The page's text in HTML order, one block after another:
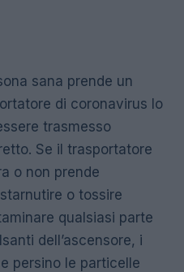
sana prende un
di coronavirus lo
trasmesso
Se il trasportatore
o non prende
o tossire
qualsiasi parte
dell’ascensore, i
persino le particelle